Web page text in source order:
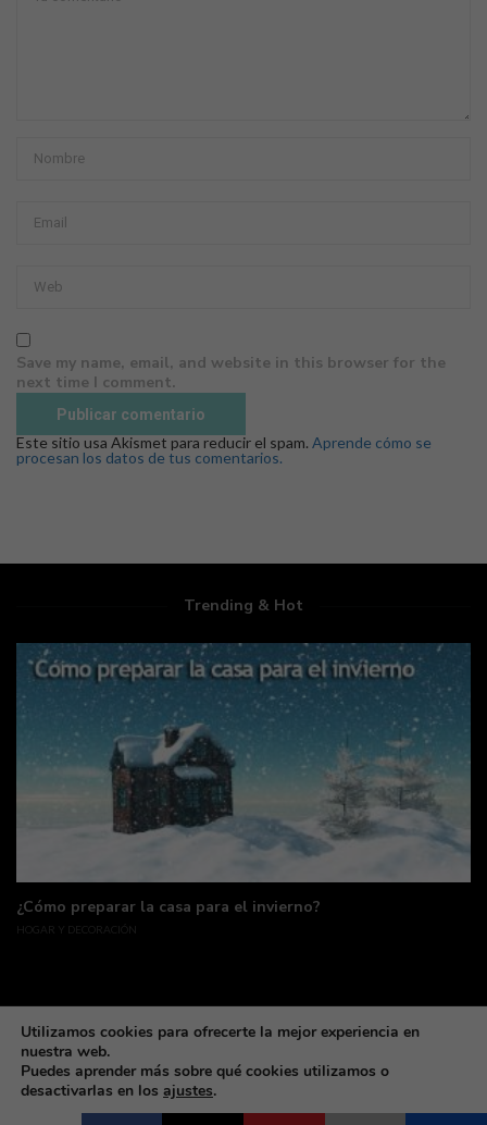
Save my name, email, and website in this browser for the
next time I comment.
Este sitio usa Akismet para reducir el spam. Aprende cómo se
procesan los datos de tus comentarios.
Trending & Hot
¿Cómo preparar la casa para el invierno?
HOGAR Y DECORACIÓN
Made with coffee & love by deLunaSoft ©All rights reservd.
Utilizamos cookies para ofrecerte la mejor experiencia en
nuestra web.
Puedes aprender más sobre qué cookies utilizamos o
desactivarlas en los ajustes.